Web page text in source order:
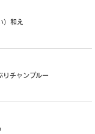
）和え
りチャンプルー